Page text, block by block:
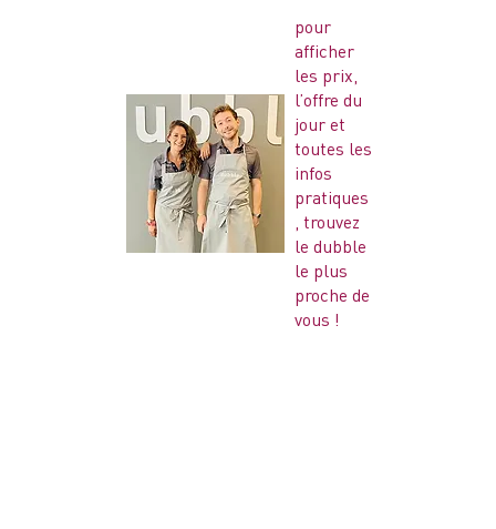
pour
afficher
les prix,
l’offre du
jour et
toutes les
infos
pratiques
, trouvez
le dubble
le plus
proche de
vous !